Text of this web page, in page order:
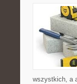
wszystkich, a